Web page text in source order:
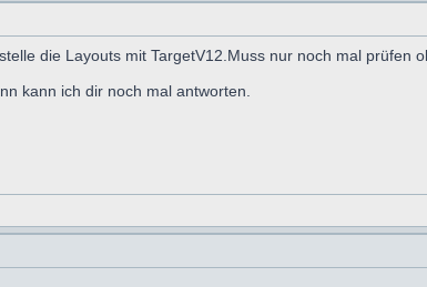
die Layouts mit TargetV12.Muss nur noch mal prüfen
kann ich dir noch mal antworten.